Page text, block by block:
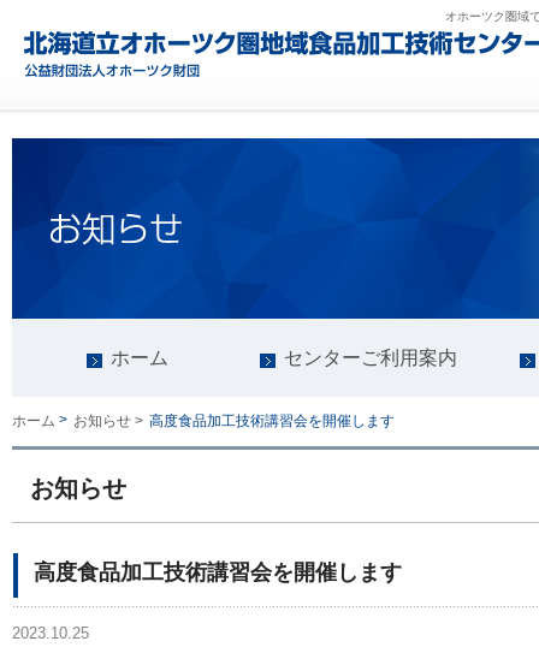
オホーツク圏域
ホーム センターご利用案内
ホーム > お知らせ > 高度食品加工技術講習会を開催します
お知らせ
高度食品加工技術講習会を開催します
2023.10.25